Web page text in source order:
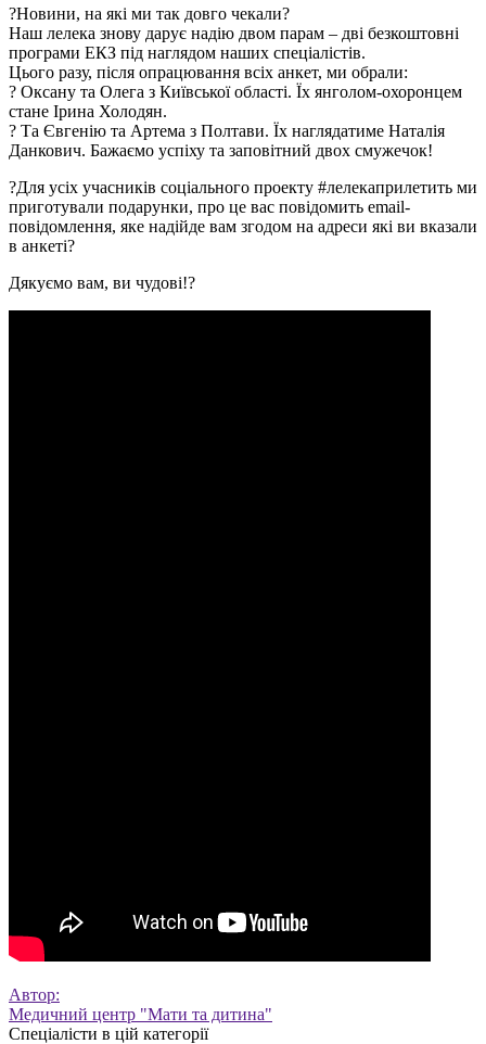
?Новини, на які ми так довго чекали?
Наш лелека знову дарує надію двом парам – дві безкоштовні
програми ЕКЗ під наглядом наших спеціалістів.
Цього разу, після опрацювання всіх анкет, ми обрали:
? Оксану та Олега з Київської області. Їх янголом-охоронцем
стане Ірина Холодян.
? Та Євгенію та Артема з Полтави. Їх наглядатиме Наталія
Данкович. Бажаємо успіху та заповітний двох смужечок!
?Для усіх учасників соціального проекту #лелекаприлетить ми
приготували подарунки, про це вас повідомить email-
повідомлення, яке надійде вам згодом на адреси які ви вказали
в анкеті?
Дякуємо вам, ви чудові!?
Автор:
Медичний центр "Мати та дитина"
Спеціалісти в цій категорії